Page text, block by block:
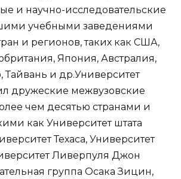
и научно-исследовательские
учебными заведениями
и регионов, таких как США,
Япония, Австралия,
Тайвань и др.Университет
дружеские межвузовские
чем десятью странами и
как Университет штата
Техаса, Университет
Ливерпуля Джон
группа Осака Зицин,